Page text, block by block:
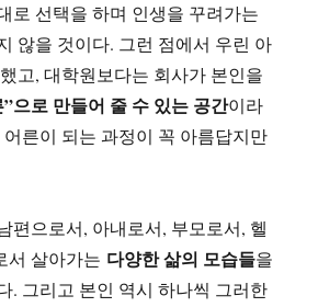
로 선택을 하며 인생을 꾸려가는
않을 것이다. 그런 점에서 우린 아
고, 대학원보다는 회사가 본인을
으로 만들어 줄 수 있는 공간이라
른이 되는 과정이 꼭 아름답지만
편으로서, 아내로서, 부모로서, 헬
서 살아가는 다양한 삶의 모습들을
. 그리고 본인 역시 하나씩 그러한